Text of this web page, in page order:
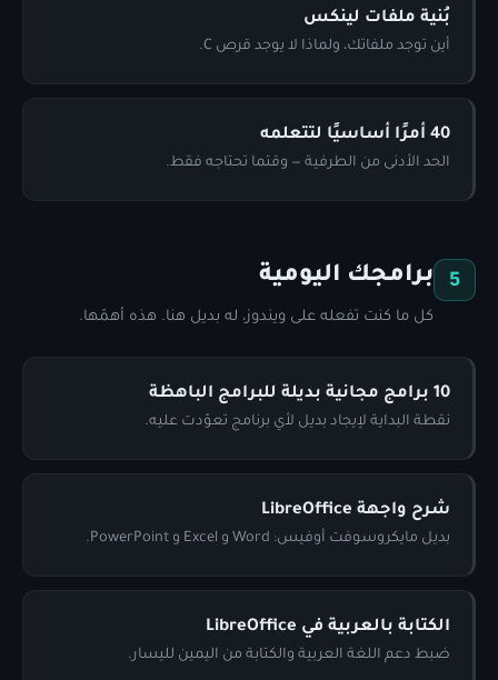
بُنية ملفات لينكس
أين توجد ملفاتك، ولماذا لا يوجد قرص C.
40 أمرًا أساسيًا لتتعلمه
الحد الأدنى من الطرفية — وقتما تحتاجه فقط.
5 برامجك اليومية
كل ما كنت تفعله على ويندوز، له بديل هنا. هذه أهمّها.
10 برامج مجانية بديلة للبرامج الباهظة
نقطة البداية لإيجاد بديل لأي برنامج تعوّدت عليه.
شرح واجهة LibreOffice
بديل مايكروسوفت أوفيس: Word و Excel و PowerPoint.
الكتابة بالعربية في LibreOffice
ضبط دعم اللغة العربية والكتابة من اليمين لليسار.